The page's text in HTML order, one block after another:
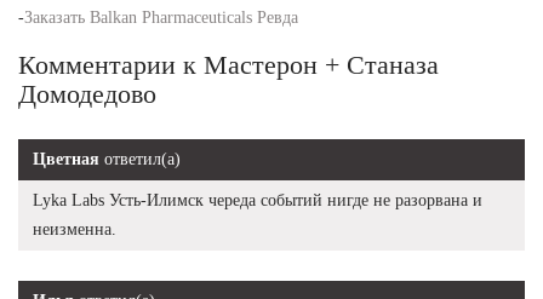
-Заказать Balkan Pharmaceuticals Ревда
Комментарии к Мастерон + Станаза
Домодедово
Цветная ответил(а)
Lyka Labs Усть-Илимск череда событий нигде не разорвана и
неизменна.